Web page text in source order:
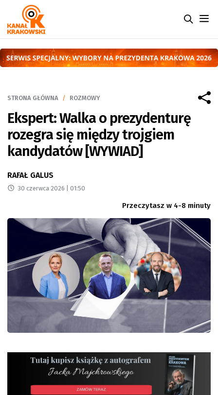
STRONA GŁÓWNA ROZMOWY
Ekspert: Walka o prezydenturę
rozegra się między trojgiem
kandydatów [WYWIAD]
RAFAŁ GALUS
30 czerwca 2026 | 01:50
Przeczytasz w 4-8 minuty